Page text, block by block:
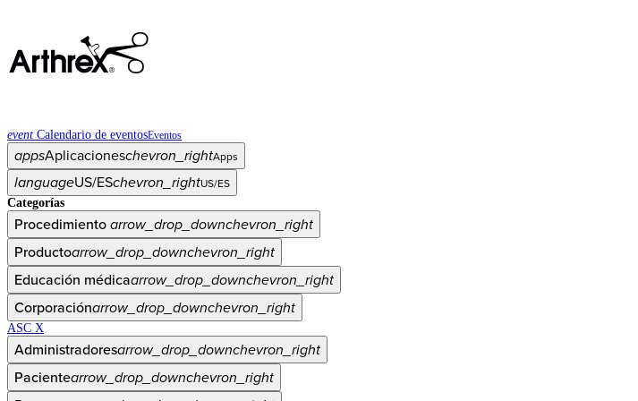
event Calendario de eventosEventos
appsAplicacioneschevron_rightApps
languageUS/ESchevron_rightUS/ES
Categorías
Procedimientoarrow_drop_downchevron_right
Productoarrow_drop_downchevron_right
Educación médicaarrow_drop_downchevron_right
Corporaciónarrow_drop_downchevron_right
ASC X
Administradoresarrow_drop_downchevron_right
Pacientearrow_drop_downchevron_right